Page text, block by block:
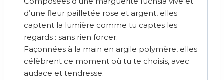
d’une fleur pailletée rose et argent, elles
captent la lumière comme tu captes les
regards : sans rien forcer.
Façonnées à la main en argile polymère, elles
célèbrent ce moment où tu te choisis, avec
audace et tendresse.